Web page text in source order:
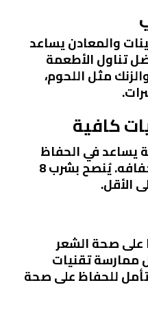
والمعادن يساعد
تناول الأطعمة
مثل اللحوم،
يساعد في الحفاظ
على رطوبة الشعر ومنع جفافه. يُنصح بشرب 8
الأقل.
على صحة الشعر
تقنيات
للحفاظ على صحة